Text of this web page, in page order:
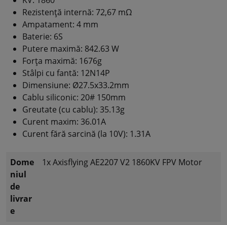
Rezistență internă: 72,67 mΩ
Ampatament: 4 mm
Baterie: 6S
Putere maximă: 842.63 W
Forța maximă: 1676g
Stâlpi cu fantă: 12N14P
Dimensiune: Ø27.5x33.2mm
Cablu siliconic: 20# 150mm
Greutate (cu cablu): 35.13g
Curent maxim: 36.01A
Curent fără sarcină (la 10V): 1.31A
Dome
niul
de
livrar
e
1x Axisflying AE2207 V2 1860KV FPV Motor